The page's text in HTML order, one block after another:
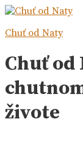
Chuť od Naty
Chuť od
živote